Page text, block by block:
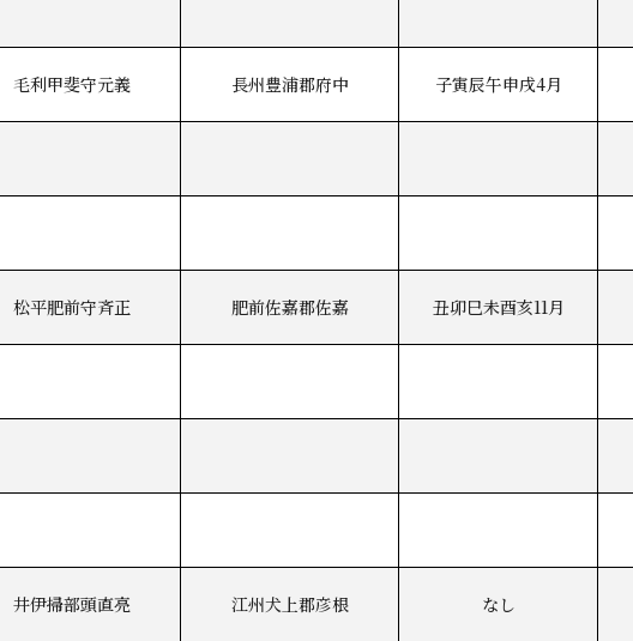
毛利甲斐守元義 長州豊浦郡府中 子寅辰午申戌4月
松平肥前守斉正 肥前佐嘉郡佐嘉 丑卯巳未酉亥11月
井伊掃部頭直亮 江州犬上郡彦根 なし